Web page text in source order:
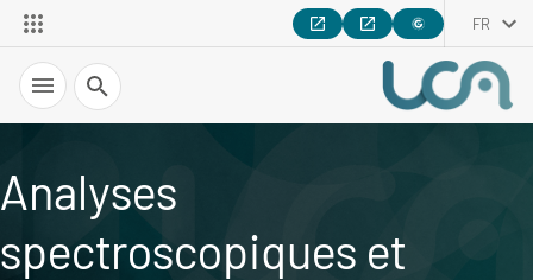
FR
Recherche
Analyses
spectroscopiques et